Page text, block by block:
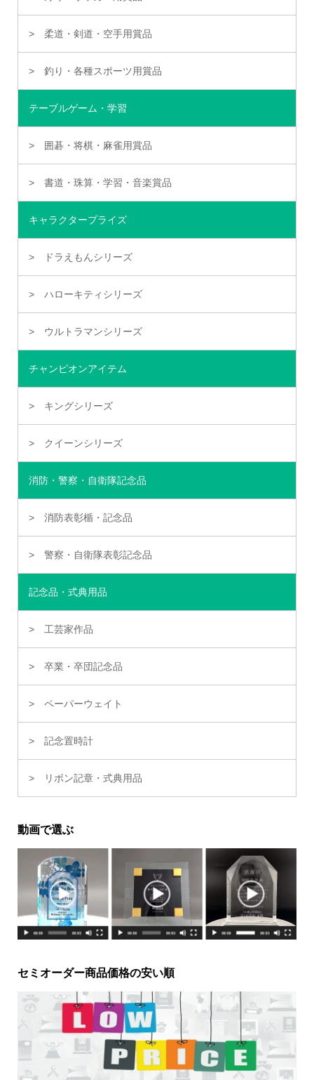
柔道・剣道・空手用賞品
釣り・各種スポーツ用賞品
テーブルゲーム・学習
囲碁・将棋・麻雀用賞品
書道・珠算・学習・音楽賞品
キャラクタープライズ
ドラえもんシリーズ
ハローキティシリーズ
ウルトラマンシリーズ
チャンピオンアイテム
キングシリーズ
クイーンシリーズ
消防・警察・自衛隊記念品
消防表彰楯・記念品
警察・自衛隊表彰記念品
記念品・式典用品
工芸家作品
卒業・卒団記念品
ペーパーウェイト
記念置時計
リボン記章・式典用品
動画で選ぶ
セミオーダー商品価格の安い順